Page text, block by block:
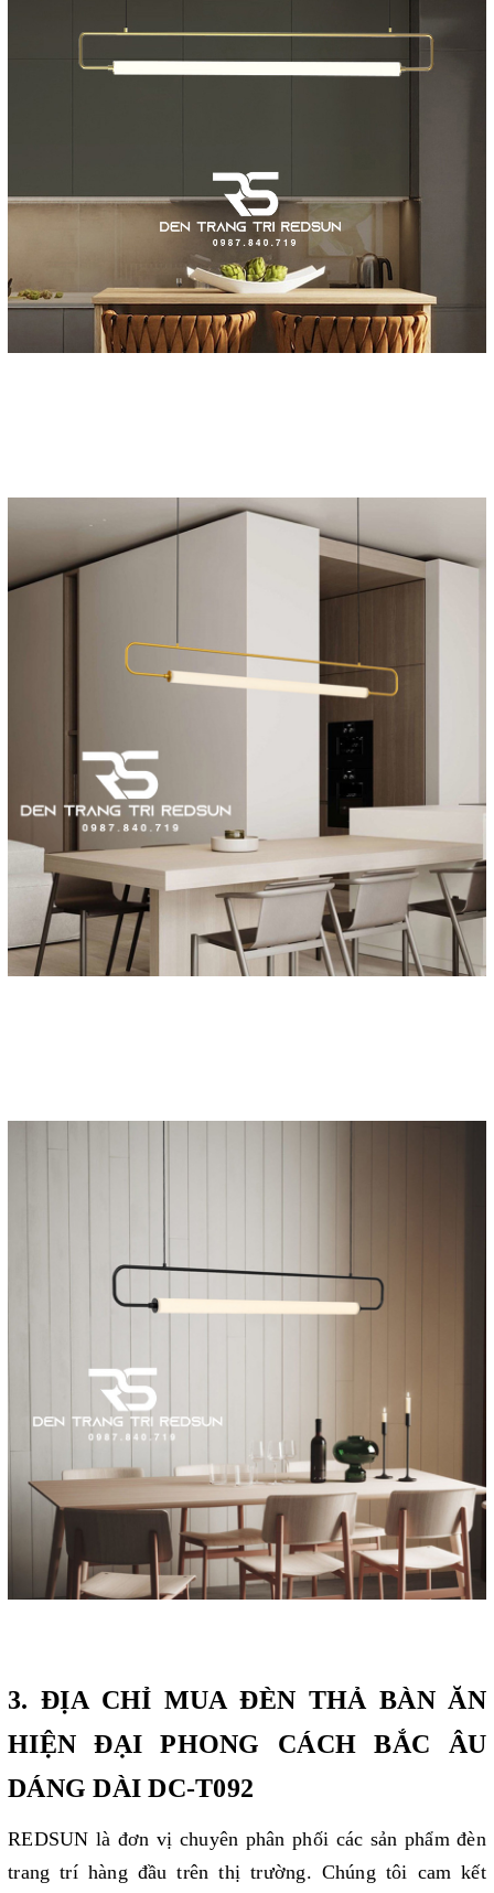
3. ĐỊA CHỈ MUA ĐÈN THẢ BÀN ĂN
HIỆN ĐẠI PHONG CÁCH BẮC ÂU
DÁNG DÀI DC-T092
REDSUN là đơn vị chuyên phân phối các sản phẩm đèn
trang trí hàng đầu trên thị trường. Chúng tôi cam kết